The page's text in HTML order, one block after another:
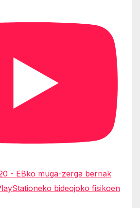
- EBko muga-zerga berriak
bideojoko fisikoen